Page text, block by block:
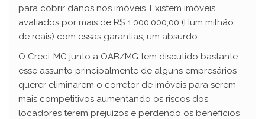
para cobrir danos nos imóveis. Existem imóveis
avaliados por mais de R$ 1.000.000,00 (Hum milhão
de reais) com essas garantias, um absurdo.
O Creci-MG junto a OAB/MG tem discutido bastante
esse assunto principalmente de alguns empresários
querer eliminarem o corretor de imóveis para serem
mais competitivos aumentando os riscos dos
locadores terem prejuízos e perdendo os benefícios